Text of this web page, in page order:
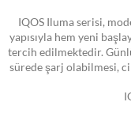
IQOS Iluma serisi,
yapısıyla hem yeni
tercih edilmektedir.
sürede şarj olabilmesi,